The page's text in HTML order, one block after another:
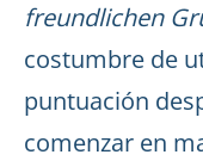
freundlichen
costumbre de
puntuación
comenzar en